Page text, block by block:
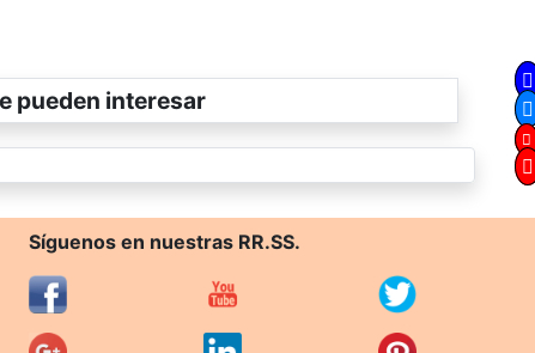
pueden interesar
Síguenos en nuestras RR.SS.